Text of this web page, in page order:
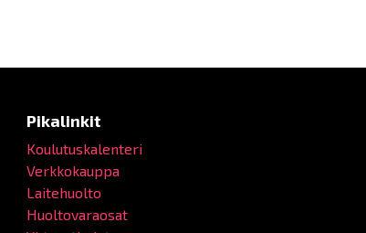
Pikalinkit
Koulutuskalenteri
Verkkokauppa
Laitehuolto
Huoltovaraosat